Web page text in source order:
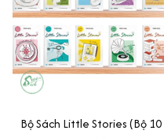
Bộ Sách Little Stories (Bộ 10